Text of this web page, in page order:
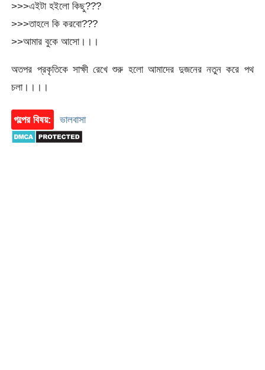
>>>এইটা হইলো কিছু???
>>>তাহলে কি করবো???
>>আমার বুকে আসো।।।
অতপর প্রকৃতিকে সাক্ষী রেখে শুরু হলো আমাদের দুজনের নতুন করে পথ
চলা।।।।
গল্পের বিষয়: ভালবাসা